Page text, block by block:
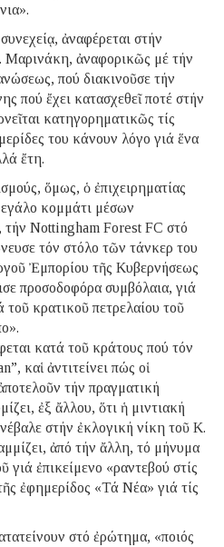
ἀναφέρεται στήν
Μαρινάκη, ἀναφορικῶς μέ τήν
πού διακινοῦσε τήν
πού ἔχει κατασχεθεῖ ποτέ στήν
κατηγορηματικῶς τίς
του κάνουν λόγο γιά ἕνα
ἔτη.
ὅμως, ὁ ἐπιχειρηματίας
κομμάτι μέσων
Nottingham Forest FC στό
τόν στόλο τῶν τάνκερ του
Ἐμπορίου τῆς Κυβερνήσεως
προσοδοφόρα συμβόλαια, γιά
τοῦ κρατικοῦ πετρελαίου τοῦ
κατά τοῦ κράτους πού τόν
καἱ ἀντιτείνει πώς οἱ
τήν πραγματική
ἐξ ἄλλου, ὅτι ἡ μιντιακή
στήν ἐκλογική νίκη τοῦ Κ.
ἀπό τήν ἄλλη, τό μήνυμα
ἐπικείμενο «ραντεβού στίς
ἐφημερίδος «Τά Νέα» γιά τίς
στό ἐρώτημα, «ποιός